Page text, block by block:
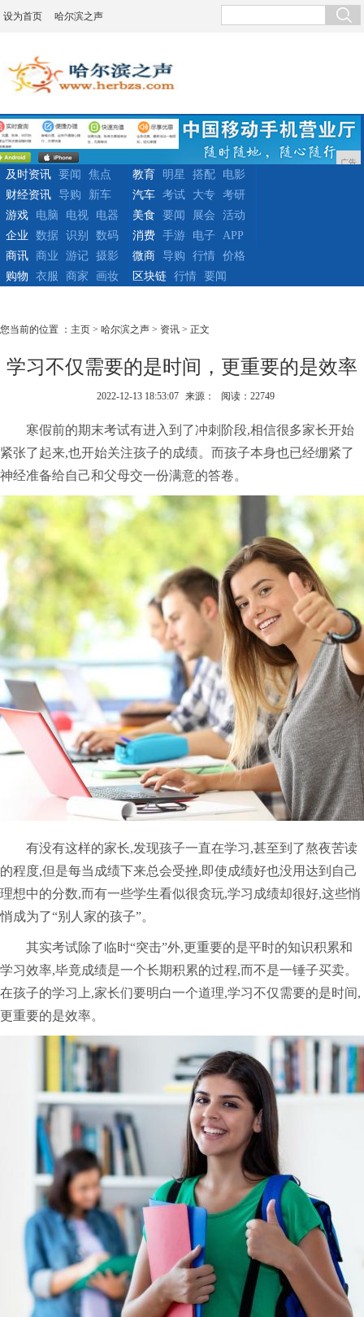
设为首页 哈尔滨之声
广告
及时资讯 要闻
焦点
财经资讯
导购 新车
教育 明星 搭配
电影
汽车
考试 大专
考研
游戏
电脑 电视
电器
企业
数据 识别 数码
美食 要闻 展会
活动
消费
手游 电子
APP
商讯
商业 游记
摄影
购物
衣服 商家 画妆
微商 导购 行情
价格
区块链
行情 要闻
您当前的位置 ： 主页 > 哈尔滨之声 > 资讯 > 正文
学习不仅需要的是时间，更重要的是效率
2022-12-13 18:53:07 来源： 阅读：22749
寒假前的期末考试有进入到了冲刺阶段,相信很多家长开始
紧张了起来,也开始关注孩子的成绩。而孩子本身也已经绷紧了
神经准备给自己和父母交一份满意的答卷。
有没有这样的家长,发现孩子一直在学习,甚至到了熬夜苦读
的程度,但是每当成绩下来总会受挫,即使成绩好也没用达到自己
理想中的分数,而有一些学生看似很贪玩,学习成绩却很好,这些悄
悄成为了“别人家的孩子”。
其实考试除了临时“突击”外,更重要的是平时的知识积累和
学习效率,毕竟成绩是一个长期积累的过程,而不是一锤子买卖。
在孩子的学习上,家长们要明白一个道理,学习不仅需要的是时间,
更重要的是效率。